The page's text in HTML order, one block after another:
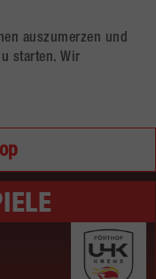
auszumerzen und
starten. Wir